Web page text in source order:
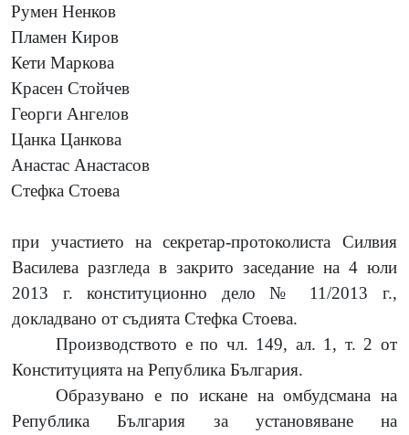
Румен Ненков
Пламен Киров
Кети Маркова
Красен Стойчев
Георги Ангелов
Цанка Цанкова
Анастас Анастасов
Стефка Стоева
при участието на секретар-протоколиста Силвия
Василева разгледа в закрито заседание на 4 юли
2013 г. конституционно дело № 11/2013 г.,
докладвано от съдията Стефка Стоева.
Производството е по чл. 149, ал. 1, т. 2 от
Конституцията на Република България.
Образувано е по искане на омбудсмана на
Република България за установяване на